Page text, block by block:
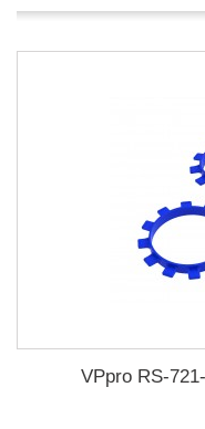
VPpro RS-